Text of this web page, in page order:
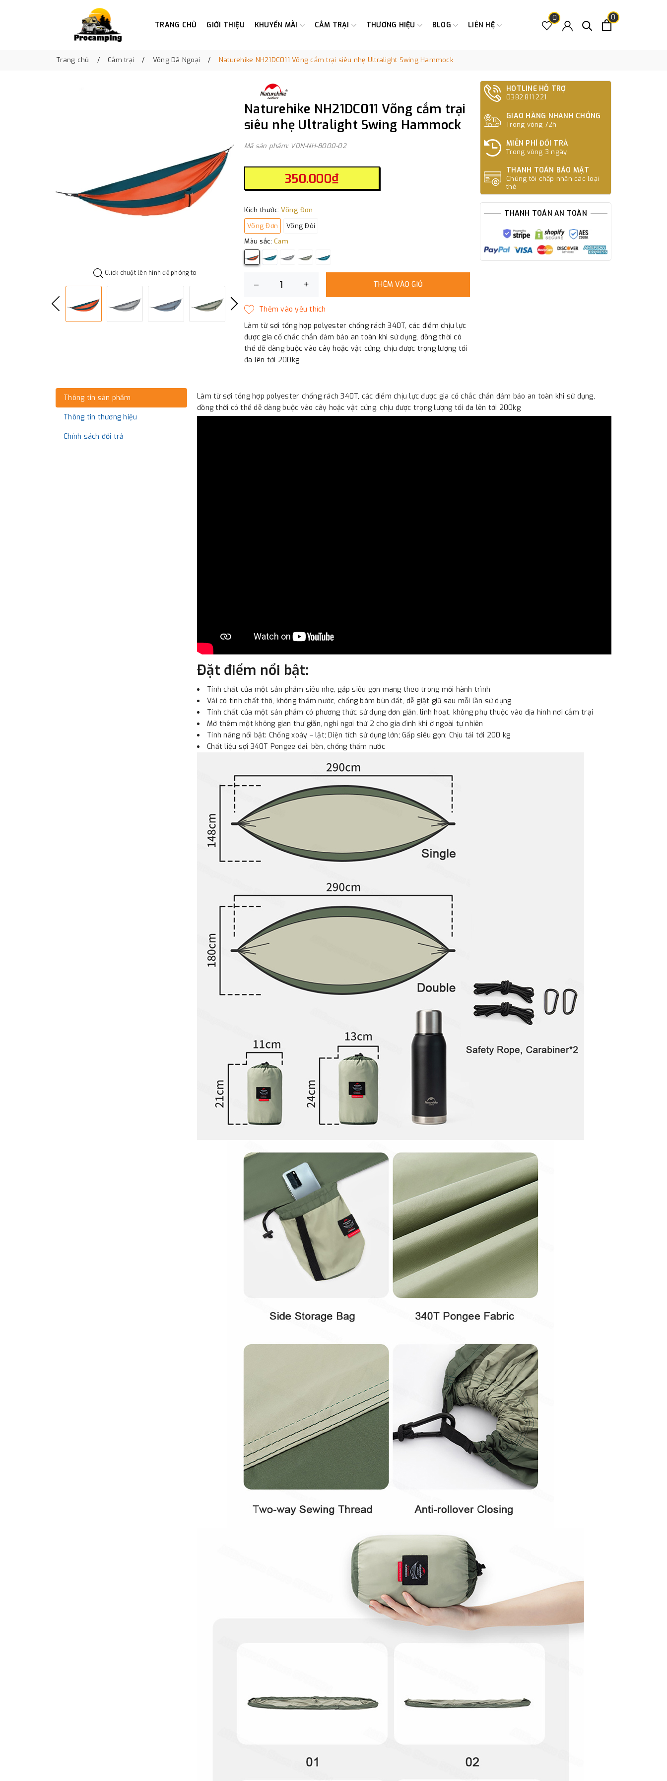
TRANG CHỦ GIỚI THIỆU KHUYẾN MÃI CẮM TRẠI THƯƠNG HIỆU BLOG LIÊN HỆ
0 0
Trang chủ Cắm trại Võng Dã Ngoại Naturehike NH21DC011 Võng cắm trại siêu nhẹ Ultralight Swing Hammock
Click chuột lên hình để phóng to
Naturehike NH21DC011 Võng cắm trại
siêu nhẹ Ultralight Swing Hammock
Mã sản phẩm: VDN-NH-8000-02
350.000₫
Kích thước: Võng Đơn
Võng Đơn
Võng Đôi
Màu sắc: Cam
– + THÊM VÀO GIỎ
Làm từ sợi tổng hợp polyester chống rách 340T, các điểm chịu lực
được gia cố chắc chắn đảm bảo an toàn khi sử dụng, đồng thời có
thể dễ dàng buộc vào cây hoặc vật cứng, chịu được trọng lượng tối
đa lên tới 200kg
HOTLINE HỖ TRỢ
0382.811.221
GIAO HÀNG NHANH CHÓNG
Trong vòng 72h
MIỄN PHÍ ĐỔI TRẢ
Trong vòng 3 ngày
THANH TOÁN BẢO MẬT
Chúng tôi chấp nhận các loại
thẻ
THANH TOÁN AN TOÀN
Thông tin sản phẩm
Thông tin thương hiệu
Chính sách đổi trả
Làm từ sợi tổng hợp polyester chống rách 340T, các điểm chịu lực được gia cố chắc chắn đảm bảo an toàn khi sử dụng,
đồng thời có thể dễ dàng buộc vào cây hoặc vật cứng, chịu được trọng lượng tối đa lên tới 200kg
Đặt điểm nổi bật:
Tính chất của một sản phẩm siêu nhẹ, gấp siêu gọn mang theo trong mỗi hành trình
Vải có tính chất thô, không thấm nước, chống bám bùn đất, dễ giặt giũ sau mỗi lần sử dụng
Tính chất của một sản phẩm có phương thức sử dụng đơn giản, linh hoạt, không phụ thuộc vào địa hình nơi cắm trại
Mở thêm một không gian thư giãn, nghỉ ngơi thứ 2 cho gia đình khi ở ngoài tự nhiên
Tính năng nổi bật: Chống xoáy – lật; Diện tích sử dụng lớn; Gấp siêu gọn; Chịu tải tới 200 kg
Chất liệu sợi 340T Pongee dai, bền, chống thấm nước